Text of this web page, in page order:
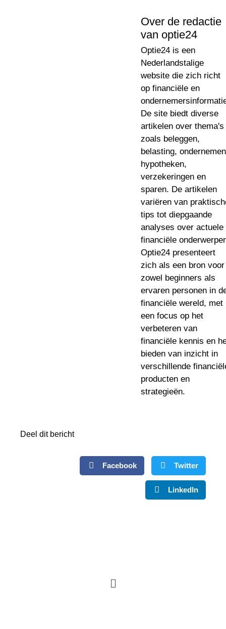
Over de redactie
van optie24
Optie24 is een
Nederlandstalige
website die zich richt
op financiële en
De site biedt diverse
artikelen over thema's
zoals beleggen,
belasting,
hypotheken,
verzekeringen en
sparen. De artikelen
variëren van
tips tot diepgaande
analyses over actuele
financiële
Optie24 presenteert
zich als een bron voor
zowel beginners als
ervaren personen in
financiële wereld, met
een focus op het
verbeteren van
financiële kennis en
bieden van inzicht in
verschillende
producten en
strategieën.
Deel dit bericht
Facebook Twitter
LinkedIn